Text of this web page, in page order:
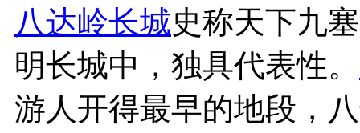
八达岭长城史称天下九
明长城中，独具代表性。
游人开得最早的地段，